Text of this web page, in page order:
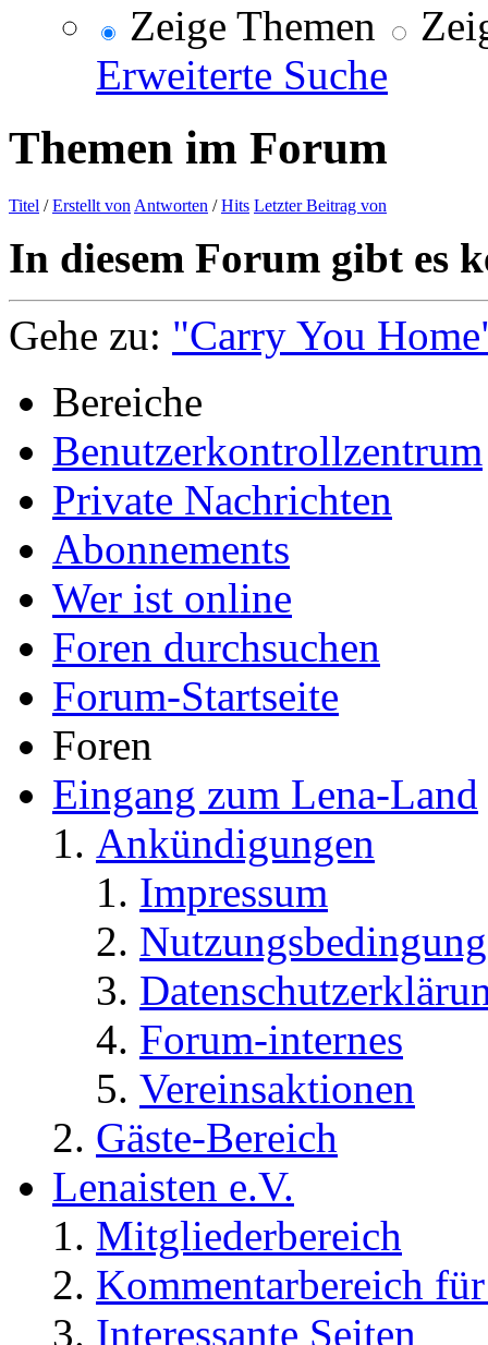
Zeige Themen
Erweiterte Suche
Themen im Forum
Titel /Erstellt von Antworten /Hits Letzter Beitrag von
In diesem Forum gibt es
Gehe zu: "Carry You
Bereiche
Benutzerkontrollzentrum
Private Nachrichten
Abonnements
Wer ist online
Foren durchsuchen
Forum-Startseite
Foren
Eingang zum Lena-Land
Ankündigungen
Impressum
Forum-internes
Vereinsaktionen
Gäste-Bereich
Lenaisten e.V.
Mitgliederbereich
Kommentarbereich
Interessante Seiten